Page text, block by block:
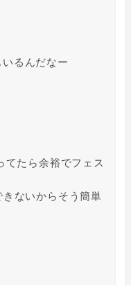
るんだなー
てたら余裕でフェス
ないからそう簡単